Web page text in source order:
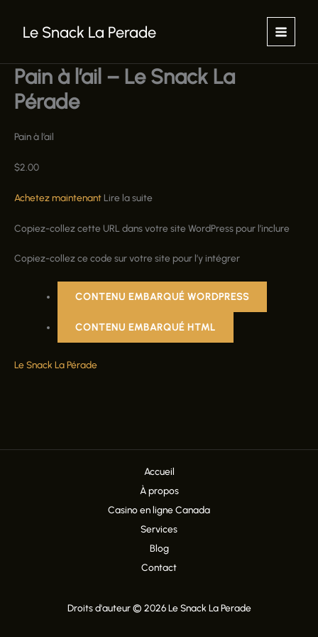
contenuLe Snack La Perade
Pain à l’ail – Le Snack La
Pérade
Pain à l’ail
$2.00
Achetez maintenant Lire la suite
Copiez-collez cette URL dans votre site WordPress pour l’inclure
Copiez-collez ce code sur votre site pour l’y intégrer
CONTENU EMBARQUÉ WORDPRESS
CONTENU EMBARQUÉ HTML
Le Snack La Pérade
Accueil
À propos
Casino en ligne Canada
Services
Blog
Contact
Droits d'auteur © 2026 Le Snack La Perade